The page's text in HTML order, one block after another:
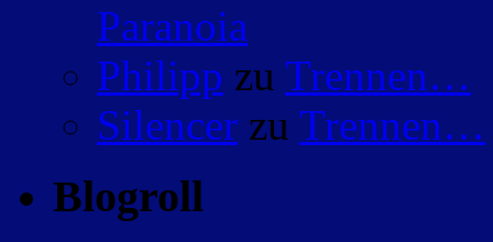
Paranoia
Philipp zu Trennen…
Silencer zu Trennen…
Blogroll